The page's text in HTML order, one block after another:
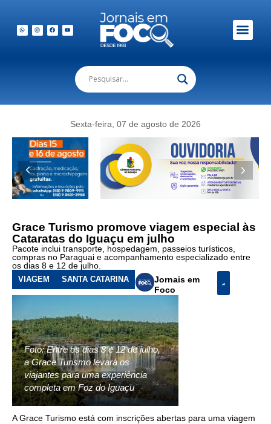
Sexta-feira, 07 de agosto de 2026
Grace Turismo promove viagem especial às
Cataratas do Iguaçu em julho
Pacote inclui transporte, hospedagem, passeios turísticos,
compras no Paraguai e acompanhamento especializado entre
os dias 8 e 12 de julho.
VIAGEM SANTA CATARINA
Jornais em
Foco
Foto: Entre os dias 8 e 12 de julho,
a Grace Turismo levará os
viajantes para uma experiência
completa em Foz do Iguaçu
A Grace Turismo está com inscrições abertas para uma viagem